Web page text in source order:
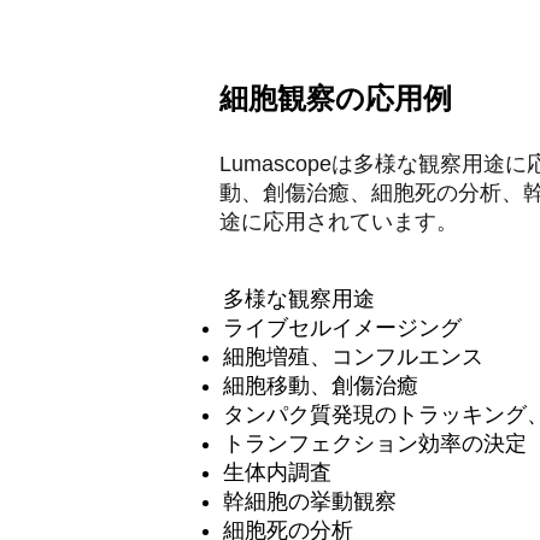
細胞観察の応用例
Lumascopeは多様な観察用途に
動、創傷治癒、細胞死の分析、
途に応用されています。
多様な観察用途
ライブセルイメージング
細胞増殖、コンフルエンス
細胞移動、創傷治癒
タンパク質発現のトラッキング
トランフェクション効率の決定
生体内調査
幹細胞の挙動観察
細胞死の分析